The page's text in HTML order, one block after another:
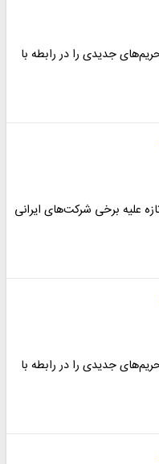
جدیدی را در رابطه با
علیه برخی شرکت‌های ایرانی
جدیدی را در رابطه با